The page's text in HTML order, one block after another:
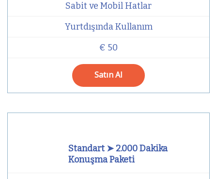
Sabit ve Mobil Hatlar
Yurtdışında Kullanım
€ 50
Satın Al
Standart ➤ 2.000 Dakika
Konuşma Paketi